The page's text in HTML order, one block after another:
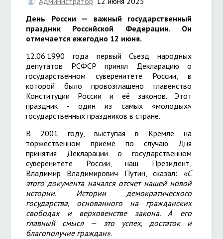
День России — важный государственный
праздник Российской Федерации. Он
отмечается ежегодно 12 июня.
12.06.1990 года первый Съезд народных
депутатов РСФСР принял Декларацию о
государственном суверенитете России, в
которой было провозглашено главенство
Конституции России и её законов. Этот
праздник - один из самых «молодых»
государственных праздников в стране.
В 2001 году, выступая в Кремле на
торжественном приеме по случаю Дня
принятия Декларации о государственном
суверенитете России, наш Президент,
Владимир Владимирович Путин, сказал: «С
этого документа начался отсчет нашей новой
истории. Истории демократического
государства, основанного на гражданских
свободах и верховенстве закона. А его
главный смысл — это успех, достаток и
благополучие граждан».